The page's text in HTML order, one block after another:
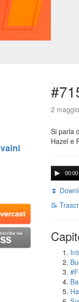
2
Si parla
Hazel e
00:00
⏬
📝